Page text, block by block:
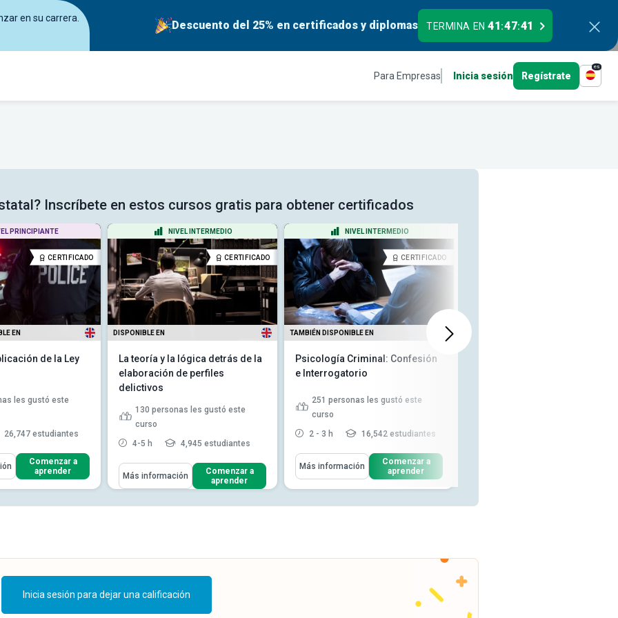
en su carrera.
Descuento del 25% en certificados y diplomas TERMINA EN41:47:41
Para Empresas Inicia sesión Regístrate
es
Inscríbete en estos cursos gratis para obtener certificados
PRINCIPIANTE
CERTIFICADO
EN
de la Ley
les gustó este
26,747 estudiantes
principales
sobre la
investi...Leer más
Comenzar a
aprender
NIVEL INTERMEDIO
CERTIFICADO
DISPONIBLE EN
La teoría y la lógica detrás de la
elaboración de perfiles
delictivos
130 personas les gustó este
curso
4-5 h
4,945 estudiantes
Aprenderás Cómo
Discutir el término criminología
Más información
Comenzar a
aprender
NIVEL INTERMEDIO
CERTIFICADO
TAMBIÉN DISPONIBLE EN
Psicología Criminal: Confesión
e Interrogatorio
251 personas les gustó este
curso
2 - 3 h
16,542 estudiantes
Aprenderás Cómo
Describir el proceso, las reglas
y las técnicas involucr...
Indicar los resultados de los
Más información
Comenzar a
aprender
Inicia sesión para dejar una calificación